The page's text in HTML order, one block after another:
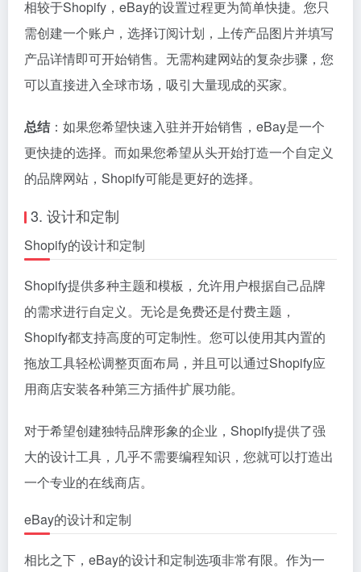
相较于Shopify，eBay的设置过程更为简单快捷。您只
需创建一个账户，选择订阅计划，上传产品图片并填写
产品详情即可开始销售。无需构建网站的复杂步骤，您
可以直接进入全球市场，吸引大量现成的买家。
总结：如果您希望快速入驻并开始销售，eBay是一个
更快捷的选择。而如果您希望从头开始打造一个自定义
的品牌网站，Shopify可能是更好的选择。
3. 设计和定制
Shopify的设计和定制
Shopify提供多种主题和模板，允许用户根据自己品牌
的需求进行自定义。无论是免费还是付费主题，
Shopify都支持高度的可定制性。您可以使用其内置的
拖放工具轻松调整页面布局，并且可以通过Shopify应
用商店安装各种第三方插件扩展功能。
对于希望创建独特品牌形象的企业，Shopify提供了强
大的设计工具，几乎不需要编程知识，您就可以打造出
一个专业的在线商店。
eBay的设计和定制
相比之下，eBay的设计和定制选项非常有限。作为一